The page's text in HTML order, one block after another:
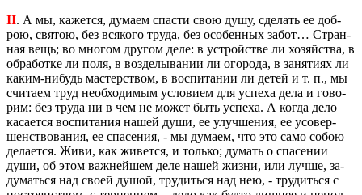
II. А мы, ка­жет­ся, ду­ма­ем спа­сти свою душу, сде­лать ее доб­
рою, свя­тою, без вся­ко­го труда, без осо­бен­ных забот… Стран­
ная вещь; во мно­гом дру­гом деле: в устрой­стве ли хо­зяй­ства, в
об­ра­бот­ке ли поля, в воз­де­лы­ва­нии ли ого­ро­да, в за­ня­ти­ях ли
каким-ни­будь ма­стер­ством, в вос­пи­та­нии ли детей и т. п., мы
счи­та­ем труд необ­хо­ди­мым усло­ви­ем для успе­ха дела и го­во­
рим: без труда ни в чем не может быть успе­ха. А когда дело
ка­са­ет­ся вос­пи­та­ния нашей души, ее улуч­ше­ния, ее усо­вер­
шен­ство­ва­ния, ее спа­се­ния, - мы ду­ма­ем, что это само собою
де­ла­ет­ся. Живи, как жи­вет­ся, и толь­ко; ду­мать о спа­се­нии
души, об этом важ­ней­шем деле нашей жизни, или лучше, за­
ду­мать­ся над своей душой, тру­дить­ся над нею, - тру­дить­ся с